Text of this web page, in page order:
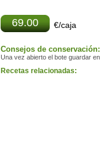
€/caja
69.00
Consejos de conservación:
Una vez abierto el bote guardar
Recetas relacionadas: